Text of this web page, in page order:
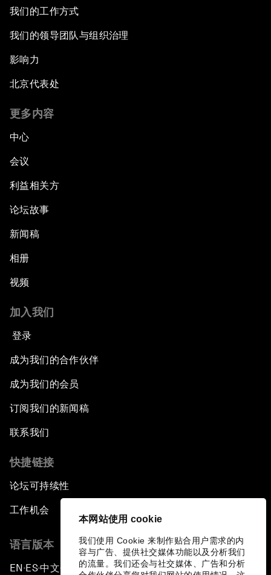
本网站使用 cookie
我们使用 Cookie 来制作贴合用户需求的内
容与广告、提供社交媒体功能以及分析我们
的流量。我们还会与社交媒体、广告和分析
我们的工作方式
我们的领导团队与组织治理
影响力
北京代表处
更多内容
中心
会议
利益相关方
论坛故事
新闻稿
相册
视频
加入我们
登录
成为我们的合作伙伴
成为我们的会员
订阅我们的新闻稿
联系我们
快捷链接
论坛可持续性
工作机会
语言版本
EN ▪ES▪中文▪ 日本語